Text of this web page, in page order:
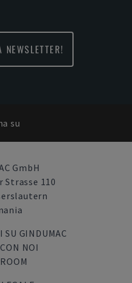
su
GmbH
110
GINDUMAC
NOI